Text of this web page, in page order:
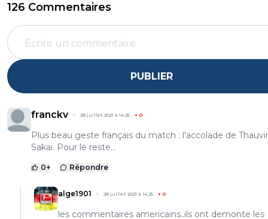
126 Commentaires
PUBLIER
franckv 28 juillet 2021 à 14:25 + 0
Plus beau geste français du match : l'accolade de
Sakai. Pour le reste...
0+ Répondre
alge1901 28 juillet 2021 à 14:25 + 0
les commentaires americains..ils ont demonte les